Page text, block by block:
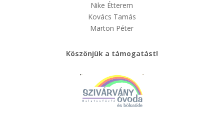
Nike Étterem
Kovács Tamás
Marton Péter
Köszönjük a támogatást!